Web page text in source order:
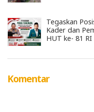
Tegaskan
Kader dan
HUT ke- 81 RI
Komentar